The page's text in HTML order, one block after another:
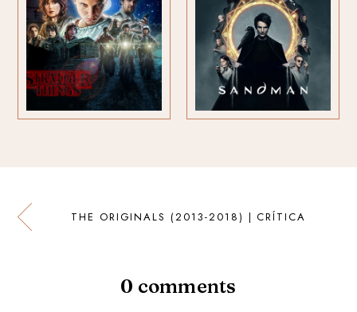
THE ORIGINALS (2013-2018) | CRÍTICA
0 comments